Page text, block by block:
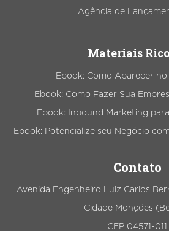
Agência de
Materiais
Ebook: Como Aparecer no
Ebook: Como Fazer Sua
Ebook: Inbound Marketing
Ebook: Potencialize seu Negócio
Contato
Avenida Engenheiro Luiz Carlos
Cidade Monções
CEP 04571-011